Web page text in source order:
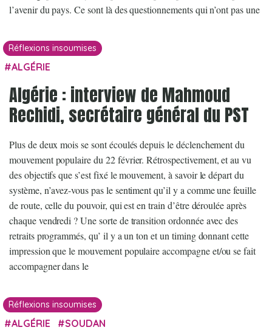
l’avenir du pays. Ce sont là des questionnements qui n’ont pas une
Réflexions insoumises
ALGÉRIE
Algérie : interview de Mahmoud
Rechidi, secrétaire général du PST
Plus de deux mois se sont écoulés depuis le déclenchement du
mouvement populaire du 22 février. Rétrospectivement, et au vu
des objectifs que s’est fixé le mouvement, à savoir le départ du
système, n’avez-vous pas le sentiment qu’il y a comme une feuille
de route, celle du pouvoir, qui est en train d’être déroulée après
chaque vendredi ? Une sorte de transition ordonnée avec des
retraits programmés, qu’ il y a un ton et un timing donnant cette
impression que le mouvement populaire accompagne et/ou se fait
accompagner dans le
Réflexions insoumises
ALGÉRIE SOUDAN